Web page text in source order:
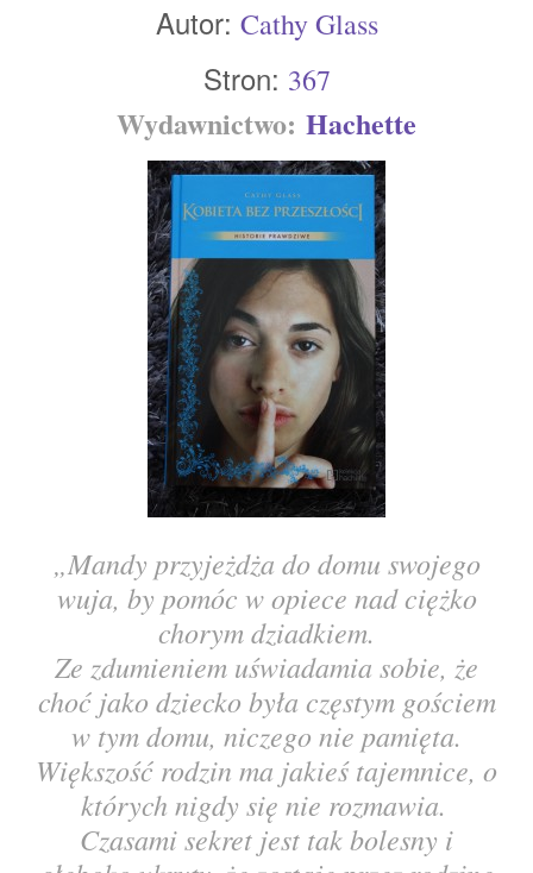
Autor: Cathy Glass
Stron: 367
Wydawnictwo: Hachette
„Mandy przyjeżdża do domu swojego
wuja, by pomóc w opiece nad ciężko
chorym dziadkiem.
Ze zdumieniem uświadamia sobie, że
choć jako dziecko była częstym gościem
w tym domu, niczego nie pamięta.
Większość rodzin ma jakieś tajemnice, o
których nigdy się nie rozmawia. ​
Czasami sekret jest tak bolesny i